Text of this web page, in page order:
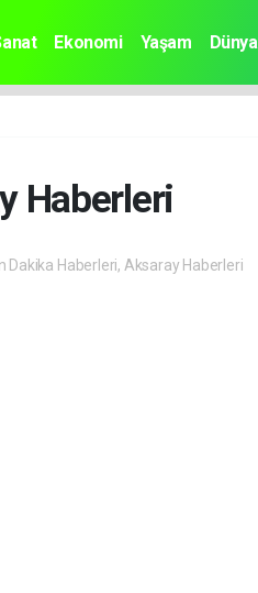
Ekonomi Yaşam Dünya
Haberleri
Dakika Haberleri, Aksaray Haberleri